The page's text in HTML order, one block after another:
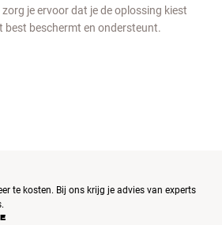
je ervoor dat je de oplossing kiest
beschermt en ondersteunt.
te kosten. Bij ons krijg je advies van experts